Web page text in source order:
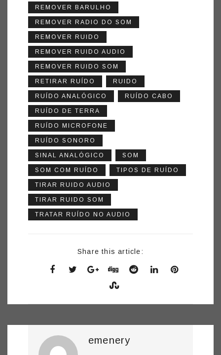
REMOVER BARULHO
REMOVER RADIO DO SOM
REMOVER RUIDO
REMOVER RUIDO AUDIO
REMOVER RUIDO SOM
RETIRAR RUÍDO RUIDO
RUÍDO ANALÓGICO RUÍDO CABO
RUÍDO DE TERRA
RUÍDO MICROFONE
RUÍDO SONORO
SINAL ANALÓGICO SOM
SOM COM RUÍDO TIPOS DE RUÍDO
TIRAR RUIDO AUDIO
TIRAR RUIDO SOM
TRATAR RUÍDO NO AUDIO
Share this article:
emenery